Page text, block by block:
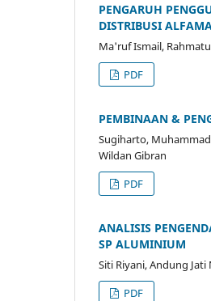
PENGARUH
DISTRIBUSI
Ma'ruf Ismail,
PDF
PEMBINAAN &
Sugiharto,
Wildan Gibran
PDF
ANALISIS
SP ALUMINIUM
Siti Riyani, Andung
PDF